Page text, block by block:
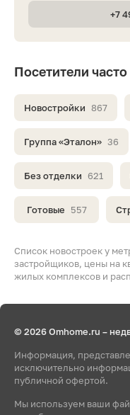
Список новостроек у
застройщиков, цены на
жилых комплексов и
Посетители
Новостройки 867
Группа «Эталон» 36
Без отделки 621
Готовые 557
+7
© 2026 Omhome.ru –
Информация,
исключительно
публичной офертой.
Мы используем ваши